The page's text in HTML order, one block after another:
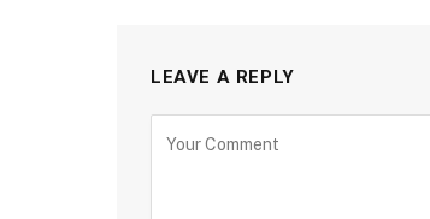
LEAVE A REPLY